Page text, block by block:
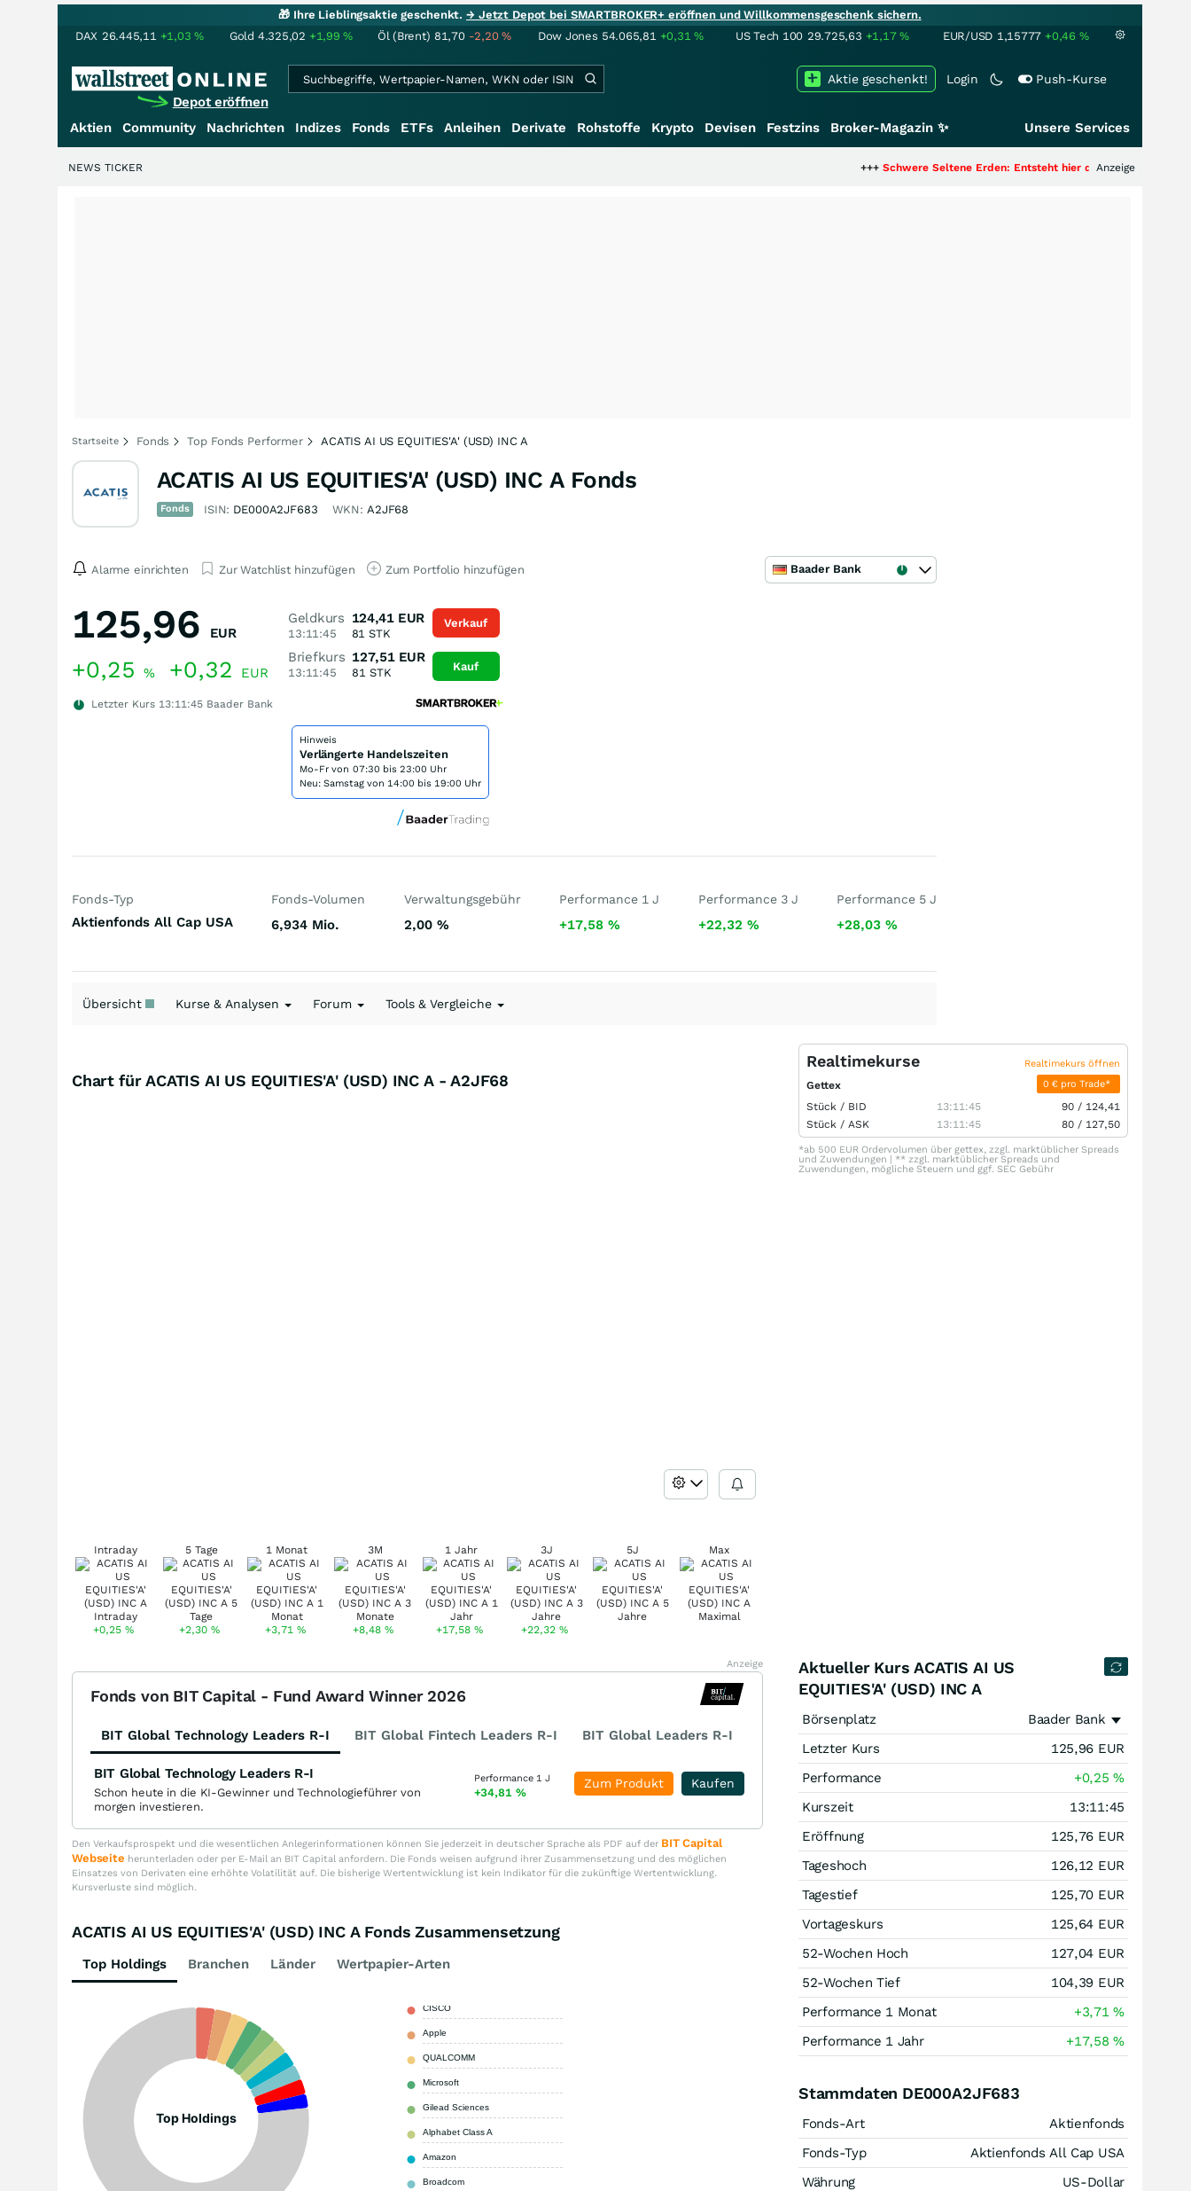
🎁 Ihre Lieblingsaktie geschenkt.→ Jetzt Depot bei SMARTBROKER+ eröffnen und Willkommensgeschenk sichern.
DAX 26.445,11 +1,03% Gold 4.325,02 +1,99% Öl (Brent) 81,70 -2,20% Dow Jones 54.065,81 +0,31% US Tech 100 29.725,63 +1,17% EUR/USD 1,15777 +0,46 %
Depot eröffnen
Login Push-Kurse
Aktie geschenkt!
Aktien Community Nachrichten Indizes Fonds ETFs Anleihen Derivate Rohstoffe Krypto Devisen Festzins Broker-Magazin ✨ Unsere Services
Schwere Seltene Erden: Entsteht hier die nächste Milliardenstory?
Anzeige
NEWS TICKER
Startseite Fonds Top Fonds Performer ACATIS AI US EQUITIES'A' (USD) INC A
ACATIS AI US EQUITIES'A' (USD) INC A Fonds
Fonds ISIN: DE000A2JF683 WKN: A2JF68
Alarme einrichten Zur Watchlist hinzufügen Zum Portfolio hinzufügen Baader Bank
125,96 EUR
+0,25 % +0,32 EUR
Letzter Kurs 13:11:45 Baader Bank
Geldkurs
13:11:45
124,41 EUR
81 STK
Briefkurs
13:11:45
127,51 EUR
81 STK
Verkauf
Kauf
Hinweis
Verlängerte Handelszeiten
Mo-Fr von 07:30 bis 23:00 Uhr
Neu: Samstag von 14:00 bis 19:00 Uhr
Fonds-Typ
Aktienfonds All Cap USA
Fonds-Volumen
6,934 Mio.
Verwaltungsgebühr
2,00 %
Performance 1 J
+17,58%
Performance 3 J
+22,32 %
Performance 5 J
+28,03 %
Übersicht Kurse & Analysen Forum Tools & Vergleiche
Chart für ACATIS AI US EQUITIES'A' (USD) INC A - A2JF68
Intraday
+0,25%
5 Tage
+2,30%
1 Monat
+3,71 %
3M
+8,48 %
1 Jahr
+17,58%
3J
+22,32%
5J Max
Realtimekurse Realtimekurs öffnen
Gettex 0 € pro Trade*
Stück / BID 13:11:45 90 / 124,41
Stück / ASK 13:11:45 80 / 127,50
*ab 500 EUR Ordervolumen über gettex, zzgl. marktüblicher Spreads
und Zuwendungen | ** zzgl. marktüblicher Spreads und
Zuwendungen, mögliche Steuern und ggf. SEC Gebühr
Anzeige
Fonds von BIT Capital - Fund Award Winner 2026
BIT Global Technology Leaders R-I BIT Global Fintech Leaders R-I BIT Global Leaders R-I
BIT Global Technology Leaders R-I
Schon heute in die KI-Gewinner und Technologieführer von
morgen investieren.
Performance 1 J
+34,81 %
Kaufen
Zum Produkt
Den Verkaufsprospekt und die wesentlichen Anlegerinformationen können Sie jederzeit in deutscher Sprache als PDF auf der BIT Capital
Webseite herunterladen oder per E-Mail an BIT Capital anfordern. Die Fonds weisen aufgrund ihrer Zusammensetzung und des möglichen
Einsatzes von Derivaten eine erhöhte Volatilität auf. Die bisherige Wertentwicklung ist kein Indikator für die zukünftige Wertentwicklung.
Kursverluste sind möglich.
ACATIS AI US EQUITIES'A' (USD) INC A Fonds Zusammensetzung
Top Holdings Branchen Länder Wertpapier-Arten
Top Holdings
CISCO
Apple
QUALCOMM
Microsoft
Gilead Sciences
Alphabet Class A
Amazon
Broadcom
Aktueller Kurs ACATIS AI US
EQUITIES'A' (USD) INC A
Börsenplatz
Baader Bank
Letzter Kurs
125,96 EUR
Performance
+0,25%
Kurszeit
13:11:45
Eröffnung
125,76 EUR
Tageshoch
126,12 EUR
Tagestief
125,70 EUR
Vortageskurs
125,64 EUR
52-Wochen Hoch
127,04 EUR
52-Wochen Tief
104,39 EUR
Performance 1 Monat
+3,71%
Performance 1 Jahr
+17,58%
Stammdaten DE000A2JF683
Fonds-Art
Aktienfonds
Fonds-Typ
Aktienfonds All Cap USA
Währung
US-Dollar